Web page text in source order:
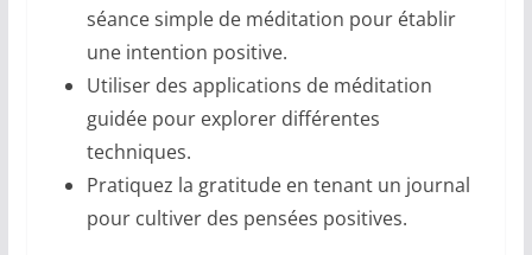
séance simple de méditation pour établir
une intention positive.
Utiliser des applications de méditation
guidée pour explorer différentes
techniques.
Pratiquez la gratitude en tenant un journal
pour cultiver des pensées positives.